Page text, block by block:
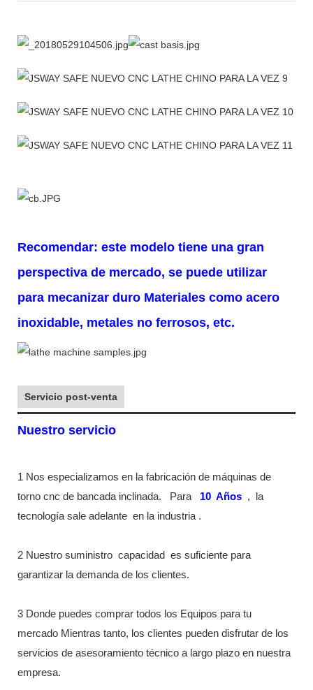
Recomendar: este modelo tiene una gran
perspectiva de mercado, se puede utilizar
para mecanizar duro Materiales como acero
inoxidable, metales no ferrosos, etc.
Servicio post-venta
Nuestro servicio
1 Nos especializamos en la fabricación de máquinas de
torno cnc de bancada inclinada.
Para 10 Años ,
la
tecnología sale adelante en la industria .
2 Nuestro suministro capacidad
es suficiente para
garantizar la demanda de los clientes.
3 Donde puedes comprar todos los Equipos para tu
mercado Mientras tanto, los clientes pueden disfrutar de los
servicios de asesoramiento técnico a largo plazo en nuestra
empresa.